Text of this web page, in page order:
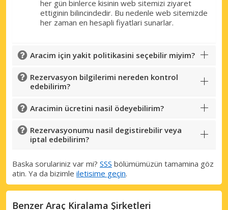
her gün binlerce kisinin web sitemizi ziyaret
ettiginin bilincindedir. Bu nedenle web sitemizde
her zaman en hesapli fiyatlari sunarlar.
Aracim için yakit politikasini seçebilir miyim?
Rezervasyon bilgilerimi nereden kontrol
edebilirim?
Aracimin ücretini nasil ödeyebilirim?
Rezervasyonumu nasil degistirebilir veya
iptal edebilirim?
Baska sorulariniz var mi? SSS bölümümüzün tamamina göz
atin. Ya da bizimle iletisime geçin.
Benzer Araç Kiralama Şirketleri